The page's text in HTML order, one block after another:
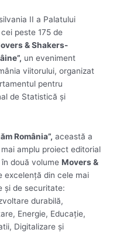
II a Palatului
peste 175 de
& Shakers-
un eveniment
viitorului, organizat
pentru
de Statistică și
România”, această a
amplu proiect editorial
două volume Movers &
excelență din cele mai
și de securitate:
durabilă,
Energie, Educație,
Digitalizare și